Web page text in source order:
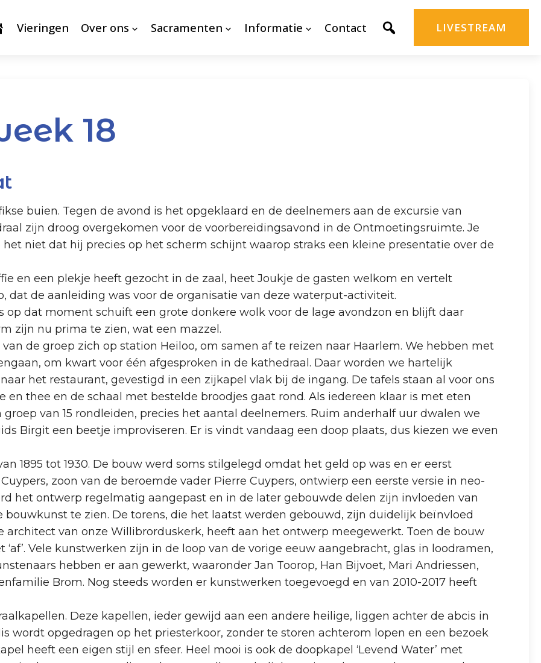
Vieringen Over ons Sacramenten Informatie Contact LIVESTREAM
18
buien. Tegen de avond is het opgeklaard en de deelnemers aan de excursie van
zijn droog overgekomen voor de voorbereidingsavond in de Ontmoetingsruimte. Je
niet dat hij precies op het scherm schijnt waarop straks een kleine presentatie over de
en een plekje heeft gezocht in de zaal, heet Joukje de gasten welkom en vertelt
dat de aanleiding was voor de organisatie van deze waterput-activiteit.
op dat moment schuift een grote donkere wolk voor de lage avondzon en blijft daar
zijn nu prima te zien, wat een mazzel.
de groep zich op station Heiloo, om samen af te reizen naar Haarlem. We hebben met
om kwart voor één afgesproken in de kathedraal. Daar worden we hartelijk
het restaurant, gevestigd in een zijkapel vlak bij de ingang. De tafels staan al voor ons
thee en de schaal met bestelde broodjes gaat rond. Als iedereen klaar is met eten
van 15 rondleiden, precies het aantal deelnemers. Ruim anderhalf uur dwalen we
Birgit een beetje improviseren. Er is vindt vandaag een doop plaats, dus kiezen we even
1895 tot 1930. De bouw werd soms stilgelegd omdat het geld op was en er eerst
zoon van de beroemde vader Pierre Cuypers, ontwierp een eerste versie in neo-
het ontwerp regelmatig aangepast en in de later gebouwde delen zijn invloeden van
bouwkunst te zien. De torens, die het laatst werden gebouwd, zijn duidelijk beïnvloed
architect van onze Willibrorduskerk, heeft aan het ontwerp meegewerkt. Toen de bouw
Vele kunstwerken zijn in de loop van de vorige eeuw aangebracht, glas in loodramen,
hebben er aan gewerkt, waaronder Jan Toorop, Han Bijvoet, Mari Andriessen,
Brom. Nog steeds worden er kunstwerken toegevoegd en van 2010-2017 heeft
Deze kapellen, ieder gewijd aan een andere heilige, liggen achter de abcis in
wordt opgedragen op het priesterkoor, zonder te storen achterom lopen en een bezoek
heeft een eigen stijl en sfeer. Heel mooi is ook de doopkapel ‘Levend Water’ met